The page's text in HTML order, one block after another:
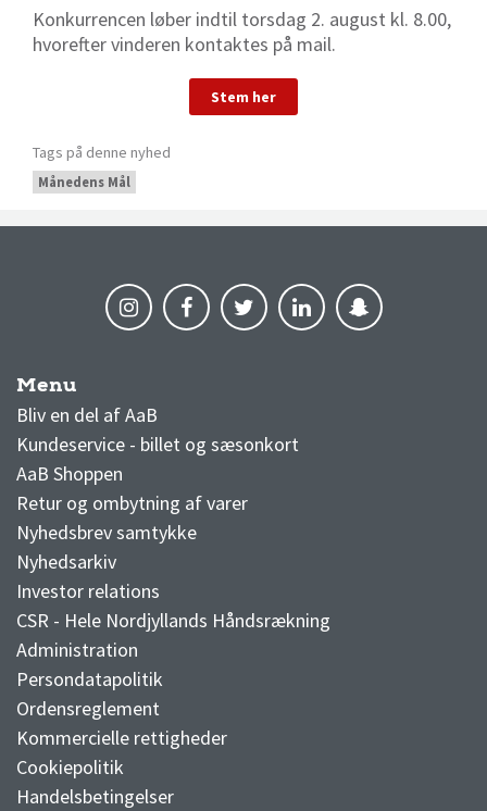
Konkurrencen løber indtil torsdag 2. august kl. 8.00,
hvorefter vinderen kontaktes på mail.
Stem her
Tags på denne nyhed
Månedens Mål
Menu
Bliv en del af AaB
Kundeservice - billet og sæsonkort
AaB Shoppen
Retur og ombytning af varer
Nyhedsbrev samtykke
Nyhedsarkiv
Investor relations
CSR - Hele Nordjyllands Håndsrækning
Administration
Persondatapolitik
Ordensreglement
Kommercielle rettigheder
Cookiepolitik
Handelsbetingelser